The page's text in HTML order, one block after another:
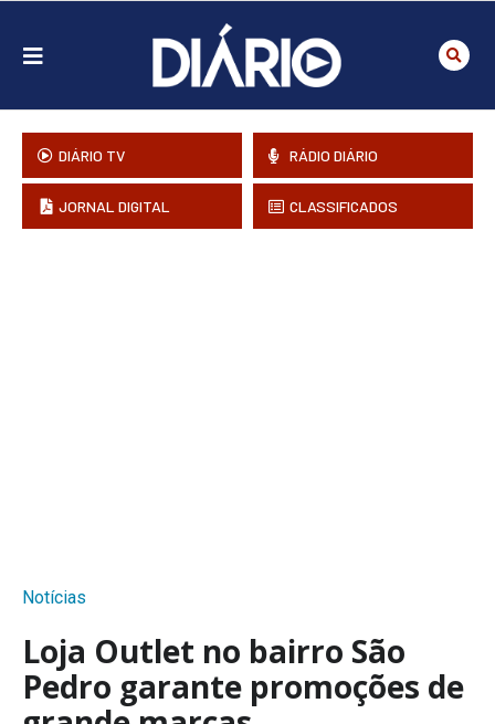
DIÁRIO TV RÁDIO DIÁRIO
JORNAL DIGITAL CLASSIFICADOS
Notícias
Loja Outlet no bairro São
Pedro garante promoções de